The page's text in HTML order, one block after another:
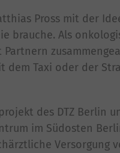
Pross mit der
brauche. Als
dem Taxi oder der
des DTZ Berlin
im Südosten
Versorgung